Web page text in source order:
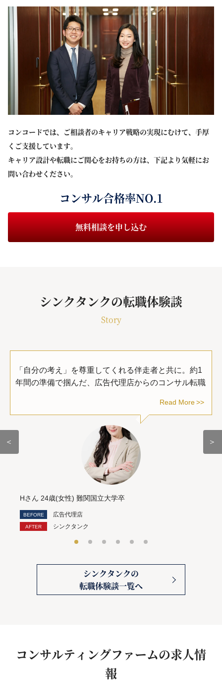
コンコードでは、ご相談者のキャリア戦略の実現にむけて、手厚
くご支援しています。
キャリア設計や転職にご関心をお持ちの方は、下記より気軽にお
問い合わせください。
コンサル合格率NO.1
無料相談を申し込む
シンクタンクの転職体験談
Story
＜
「自分の考え」を尊重してくれる伴走者と共に。約1
年間の準備で掴んだ、広告代理店からのコンサル転職
Read More
Hさん 24歳(女性) 難関国立大学卒
広告代理店
シンクタンク
＞
シンクタンクの
転職体験談一覧へ
コンサルティングファームの求人情
報